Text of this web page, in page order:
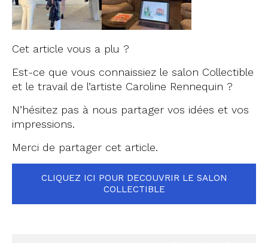
Cet article vous a plu ?
Est-ce que vous connaissiez le salon Collectible
et le travail de l’artiste Caroline Rennequin ?
N’hésitez pas à nous partager vos idées et vos
impressions.
Merci de partager cet article.
CLIQUEZ ICI POUR DECOUVRIR LE SALON
COLLECTIBLE